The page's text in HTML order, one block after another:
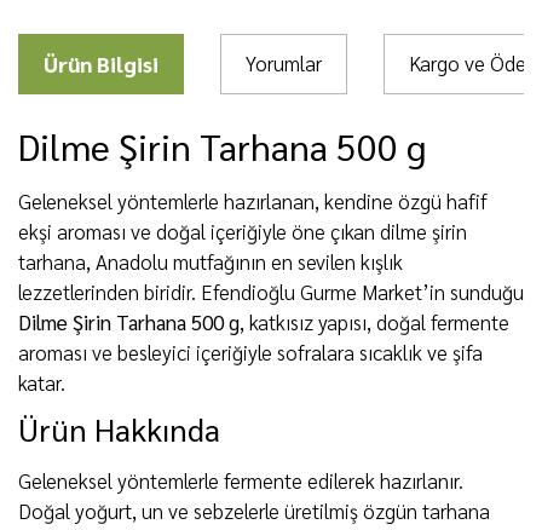
Ürün Bilgisi Yorumlar Kargo ve
Dilme Şirin Tarhana 500 g
Geleneksel yöntemlerle hazırlanan, kendine özgü hafif
ekşi aroması ve doğal içeriğiyle öne çıkan dilme şirin
tarhana, Anadolu mutfağının en sevilen kışlık
lezzetlerinden biridir. Efendioğlu Gurme Market’in sunduğu
Dilme Şirin Tarhana 500 g, katkısız yapısı, doğal fermente
aroması ve besleyici içeriğiyle sofralara sıcaklık ve şifa
katar.
Ürün Hakkında
Geleneksel yöntemlerle fermente edilerek hazırlanır.
Doğal yoğurt, un ve sebzelerle üretilmiş özgün tarhana